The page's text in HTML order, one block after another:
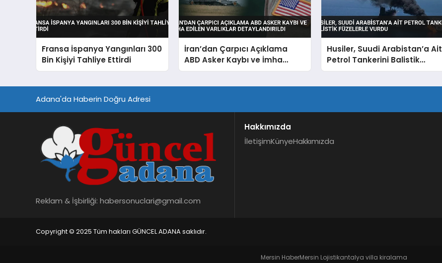
Fransa İspanya Yangınları 300
Bin Kişiyi Tahliye Ettirdi
İran’dan Çarpıcı Açıklama
ABD Asker Kaybı ve İmha
Edilen Varlıklar Detaylandırıldı
Husiler, Suudi Arabistan’a Ait
Petrol Tankerini Balistik
Füzelerle Vurdu
Adana'da Haberin Doğru Adresi
Reklam & İşbirliği: habersonuclari@gmail.com
Hakkımızda
İletişimKünyeHakkımızda
Copyright © 2025 Tüm hakları GÜNCEL ADANA saklıdır.
Mersin HaberMersin Lojistikantalya villa kiralama